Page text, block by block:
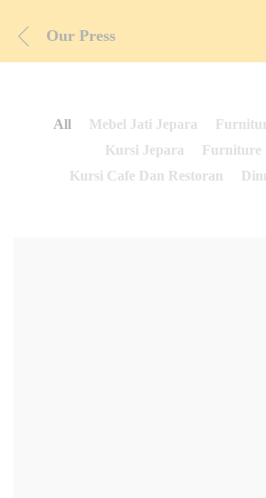
Our Press
All Mebel Jati Jepara
Kursi Jepara
Furniture
Kursi Cafe Dan Restoran